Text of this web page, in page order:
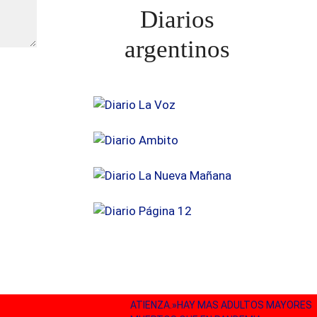
Diarios
argentinos
ATIENZA.»HAY MAS ADULTOS MAYORES